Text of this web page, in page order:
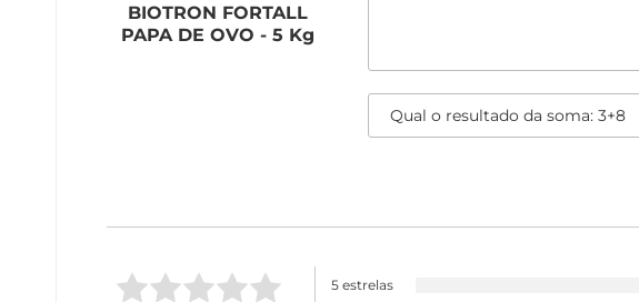
BIOTRON FORTALL
PAPA DE OVO - 5 Kg
5 estrelas